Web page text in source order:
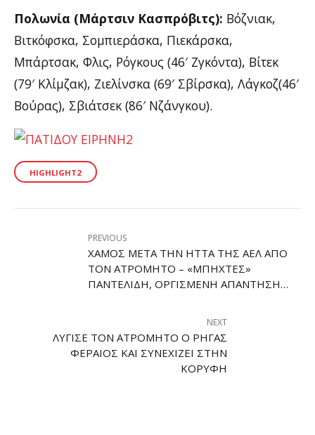
Πολωνία (Μάρτσιν Κασπρόβιτς): Βόζνιακ,
Βιτκόφσκα, Σομπιεράσκα, Πιεκάρσκα,
Μπάρτσακ, Φλις, Ρόγκους (46′ Ζγκόντα), Βίτεκ
(79′ Κλίμζακ), Ζιελίνσκα (69′ Σβίρσκα), Λάγκοζ(46′
Βούρας), Σβιάτσεκ (86′ Νζάνγκου).
HIGHLIGHT2
PREVIOUS
ΧΑΜΌΣ ΜΕΤΆ ΤΗΝ ΉΤΤΑ ΤΗΣ ΑΕΛ ΑΠΌ
ΤΟΝ ΑΤΡΌΜΗΤΟ – «ΜΠΗΧΤΈΣ»
ΠΑΝΤΕΛΊΔΗ, ΟΡΓΙΣΜΈΝΗ ΑΠΆΝΤΗΣΗ
NEXT
ΛΎΓΙΣΕ ΤΟΝ ΑΤΡΌΜΗΤΟ Ο ΡΉΓΑΣ
ΦΕΡΑΊΟΣ ΚΑΙ ΣΥΝΕΧΊΖΕΙ ΣΤΗΝ
ΚΟΡΥΦΉ